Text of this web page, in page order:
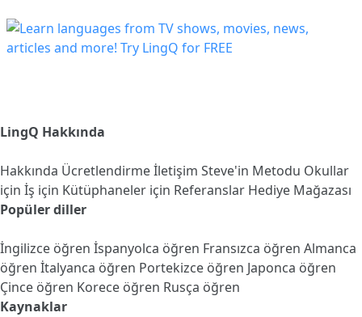
LingQ Hakkında
Hakkında Ücretlendirmeİletişim Steve'in Metodu Okullar
için İş için Kütüphaneler için Referanslar Hediye Mağazası
Popüler diller
İngilizce öğren İspanyolca öğren Fransızca öğren Almanca
öğren İtalyanca öğren Portekizce öğren Japonca öğren
Çince öğren Korece öğren Rusça öğren
Kaynaklar